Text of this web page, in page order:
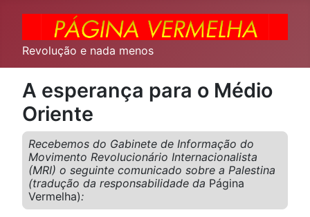
Revolução e nada menos
A esperança para o Médio
Oriente
Recebemos do Gabinete de Informação do
Movimento Revolucionário Internacionalista
(MRI) o seguinte comunicado sobre a Palestina
(tradução da responsabilidade da Página
Vermelha):